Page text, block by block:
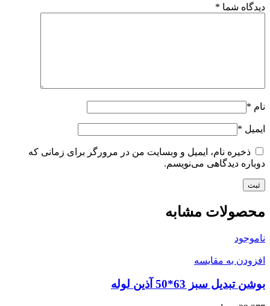
دیدگاه شما *
نام *
ایمیل *
ذخیره نام، ایمیل و وبسایت من در مرورگر برای زمانی که
دوباره دیدگاهی می‌نویسم.
محصولات مشابه
ناموجود
افزودن به مقایسه
بوشن تبدیل سبز 63*50 آذین لوله